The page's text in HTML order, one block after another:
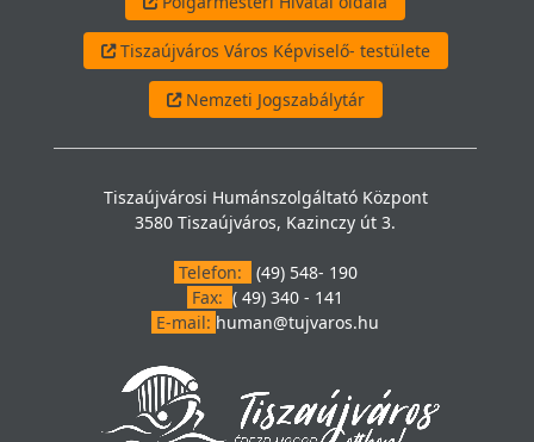
Tiszaújváros Város Képviselő- testülete
Nemzeti Jogszabálytár
Tiszaújvárosi Humánszolgáltató Központ
3580 Tiszaújváros, Kazinczy út 3.
Telefon:
(49) 548- 190
Fax: ( 49) 340 - 141
E-mail: human@tujvaros.hu